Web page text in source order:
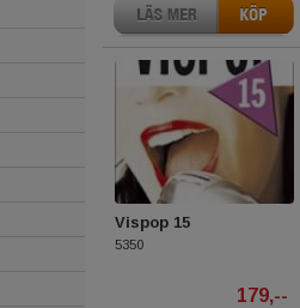
Vispop 15
5350
179,--